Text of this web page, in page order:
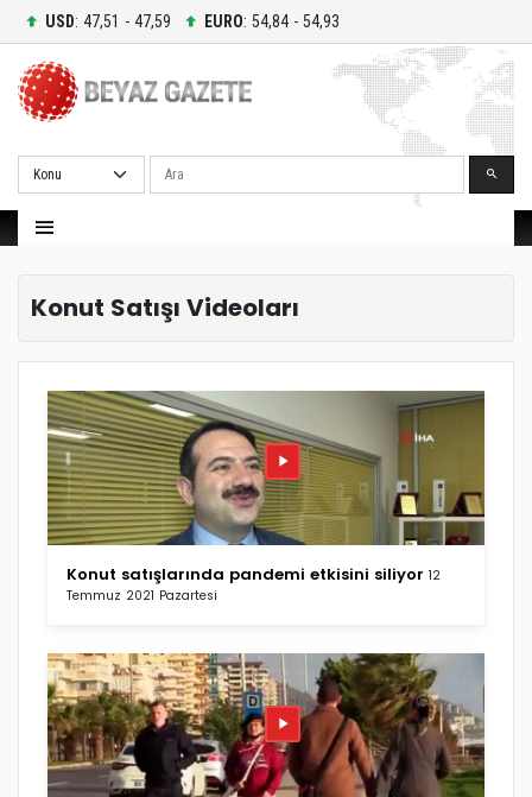
USD: 47,51 - 47,59 EURO: 54,84 - 54,93
Ara
Konut Satışı Videoları
Konut satışlarında pandemi etkisini siliyor 12
Temmuz 2021 Pazartesi